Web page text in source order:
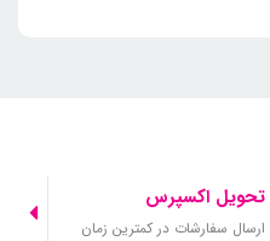
تحویل اکسپرس
ارسال سفارشات در کمترین زمان